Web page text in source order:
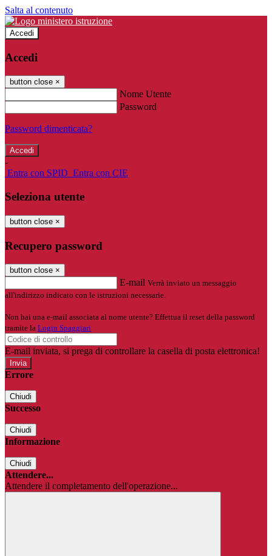
Salta al contenuto
Accedi
Accedi
button close ×
Nome Utente
Password
Password dimenticata?
-
Entra con SPID Entra con CIE
Seleziona utente
button close ×
Recupero password
button close ×
E-mail Verrà inviato un messaggio
all'indirizzo indicato con le istruzioni necessarie.
Non hai una e-mail associata al nome utente? Effettua il reset della password
tramite la Login Spaggiari
E-mail inviata, si prega di controllare la casella di posta elettronica!
Errore
Chiudi
Successo
Chiudi
Informazione
Chiudi
Attendere...
Attendere il completamento dell'operazione...